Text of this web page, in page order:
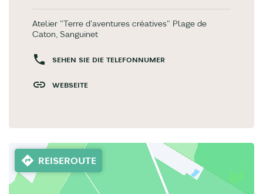
Atelier "Terre d'aventures créatives" Plage de
Caton, Sanguinet
SEHEN SIE DIE TELEFONNUMER
WEBSEITE
REISEROUTE